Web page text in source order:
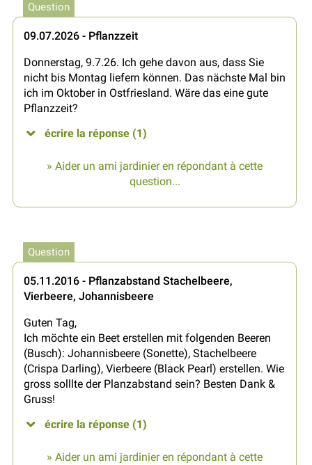
Question
09.07.2026 - Pflanzzeit
Donnerstag, 9.7.26. Ich gehe davon aus, dass Sie
nicht bis Montag liefern können. Das nächste Mal bin
ich im Oktober in Ostfriesland. Wäre das eine gute
Pflanzzeit?
écrire la réponse (1)
» Aider un ami jardinier en répondant à cette
question...
Question
05.11.2016 - Pflanzabstand Stachelbeere,
Vierbeere, Johannisbeere
Guten Tag,
Ich möchte ein Beet erstellen mit folgenden Beeren
(Busch): Johannisbeere (Sonette), Stachelbeere
(Crispa Darling), Vierbeere (Black Pearl) erstellen. Wie
gross solllte der Planzabstand sein? Besten Dank &
Gruss!
écrire la réponse (1)
» Aider un ami jardinier en répondant à cette